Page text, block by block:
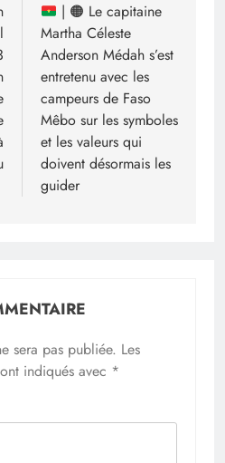
| 🟠 Le capitaine
Martha Céleste
Anderson Médah s’est
entretenu avec les
campeurs de Faso
Mêbo sur les symboles
et les valeurs qui
doivent désormais les
guider
sera pas publiée. Les
indiqués avec *